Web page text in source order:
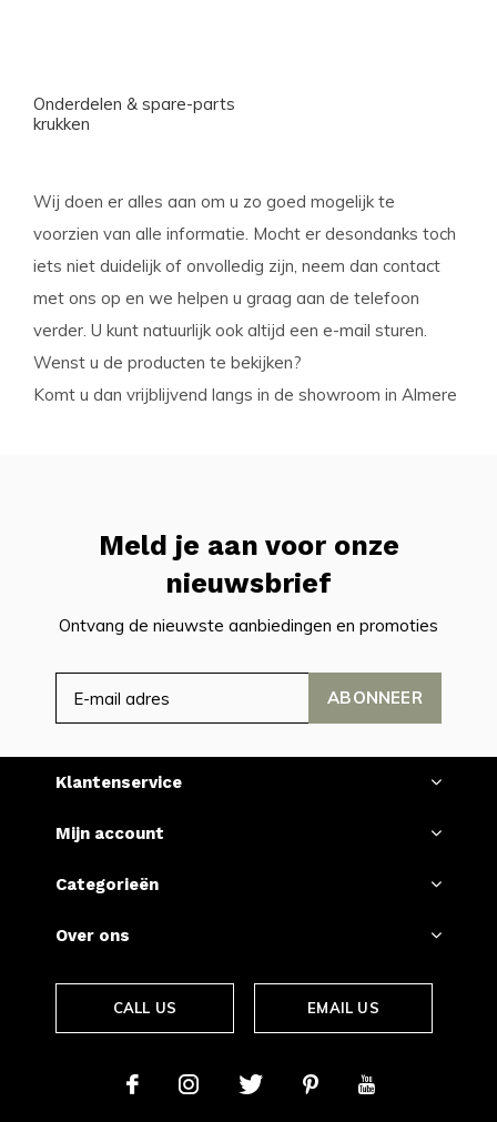
Onderdelen & spare-parts
krukken
Wij doen er alles aan om u zo goed mogelijk te
voorzien van alle informatie. Mocht er desondanks toch
iets niet duidelijk of onvolledig zijn, neem dan contact
met ons op en we helpen u graag aan de telefoon
verder. U kunt natuurlijk ook altijd een e-mail sturen.
Wenst u de producten te bekijken?
Komt u dan vrijblijvend langs in de showroom in Almere
Meld je aan voor onze
nieuwsbrief
Ontvang de nieuwste aanbiedingen en promoties
ABONNEER
Klantenservice
Mijn account
Categorieën
Over ons
CALL US EMAIL US